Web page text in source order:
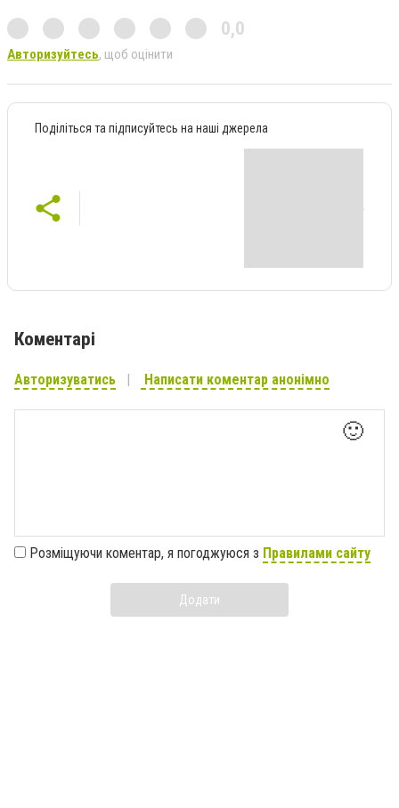
0,0
Авторизуйтесь, щоб оцінити
Поділіться та підписуйтесь на наші джерела
Коментарі
Авторизуватись Написати коментар анонімно
🙂
Розміщуючи коментар, я погоджуюся з Правилами сайту
Додати